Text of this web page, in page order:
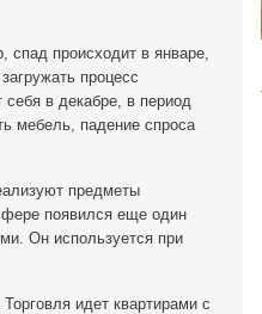
происходит в январе,
процесс
в декабре, в период
мебель, падение спроса
предметы
появился еще один
Он используется при
идет квартирами с